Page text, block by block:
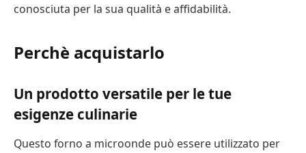
conosciuta per la sua qualità e affidabilità.
Perchè acquistarlo
Un prodotto versatile per le tue
esigenze culinarie
Questo forno a microonde può essere utilizzato per